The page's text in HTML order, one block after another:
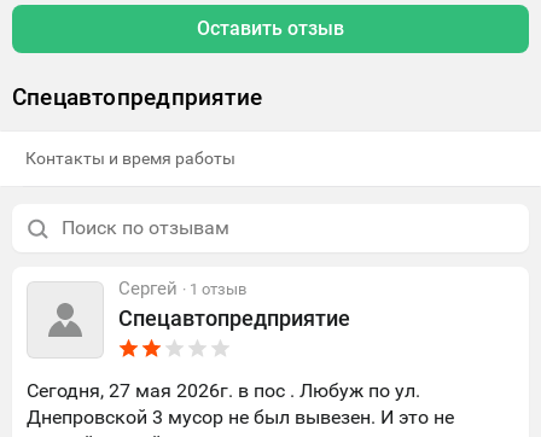
Оставить отзыв
Спецавтопредприятие
Контакты и время работы
Сергей · 1 отзыв
Спецавтопредприятие
Сегодня, 27 мая 2026г. в пос . Любуж по ул.
Днепровской 3 мусор не был вывезен. И это не